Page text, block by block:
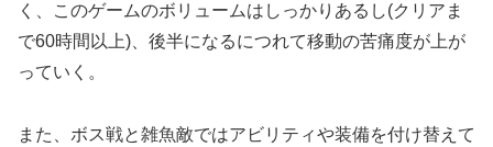
く、このゲームのボリュームはしっかりあるし(クリアま
で60時間以上)、後半になるにつれて移動の苦痛度が上が
っていく。
また、ボス戦と雑魚敵ではアビリティや装備を付け替えて